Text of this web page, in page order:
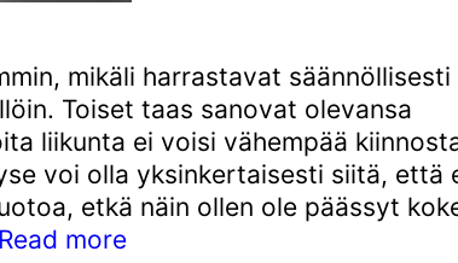
mikäli harrastavat säännöllisesti
Toiset taas sanovat olevansa
liikunta ei voisi vähempää
voi olla yksinkertaisesti siitä, että
etkä näin ollen ole päässyt
Read moreLisää